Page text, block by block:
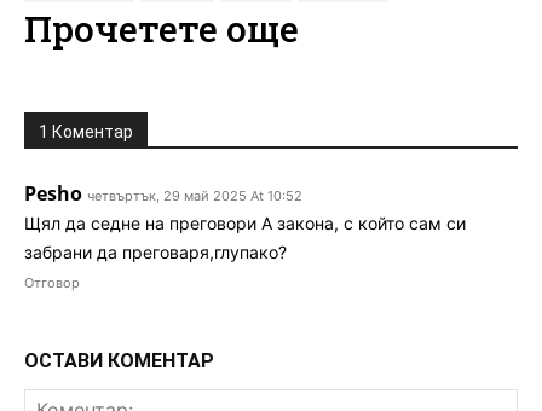
Прочетете още
1 Коментар
Pesho четвъртък, 29 май 2025 At 10:52
Щял да седне на преговори А закона, с който сам си
забрани да преговаря,глупако?
Отговор
ОСТАВИ КОМЕНТАР